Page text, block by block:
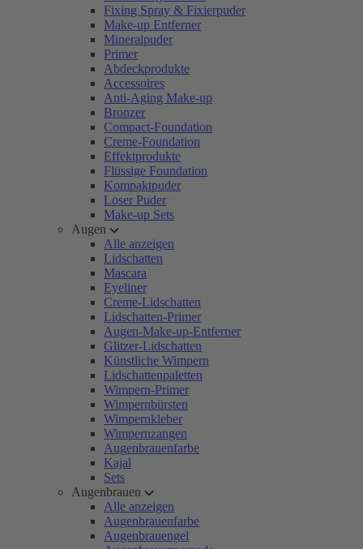
Fixing Spray & Fixierpuder
Make-up Entferner
Mineralpuder
Primer
Abdeckprodukte
Accessoires
Anti-Aging Make-up
Bronzer
Compact-Foundation
Creme-Foundation
Effektprodukte
Flüssige Foundation
Kompaktpuder
Loser Puder
Make-up Sets
Augen
Alle anzeigen
Lidschatten
Mascara
Eyeliner
Creme-Lidschatten
Lidschatten-Primer
Augen-Make-up-Entferner
Glitzer-Lidschatten
Künstliche Wimpern
Lidschattenpaletten
Wimpern-Primer
Wimpernbürsten
Wimpernkleber
Wimpernzangen
Augenbrauenfarbe
Kajal
Sets
Augenbrauen
Alle anzeigen
Augenbrauenfarbe
Augenbrauengel